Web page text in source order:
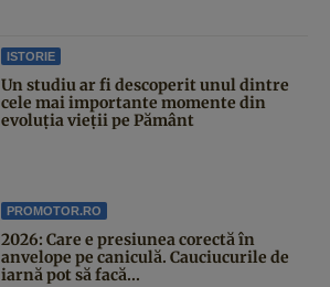
ISTORIE
Un studiu ar fi descoperit unul dintre
cele mai importante momente din
evoluția vieții pe Pământ
PROMOTOR.RO
2026: Care e presiunea corectă în
anvelope pe caniculă. Cauciucurile de
iarnă pot să facă...